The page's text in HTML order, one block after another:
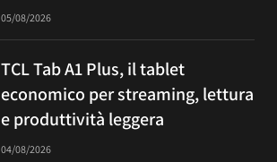
05/08/2026
TCL Tab A1 Plus, il tablet
economico per streaming, lettura
e produttività leggera
04/08/2026